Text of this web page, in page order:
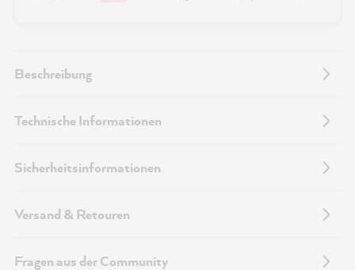
Beschreibung
Technische Informationen
Sicherheitsinformationen
Versand & Retouren
Fragen aus der Community